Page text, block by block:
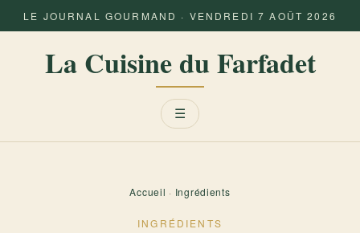
LE JOURNAL GOURMAND · VENDREDI 7 AOÛT 2026
La Cuisine du Farfadet
Menu
☰
Accueil · Ingrédients
INGRÉDIENTS